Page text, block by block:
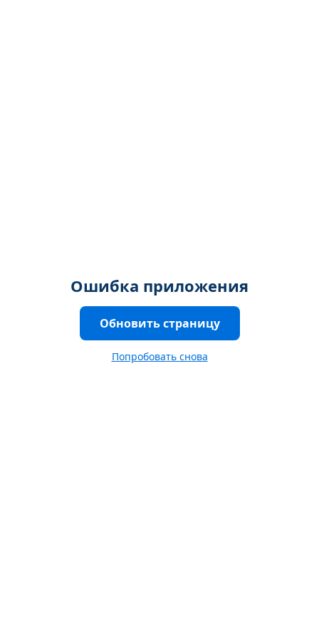
Ошибка приложения
Обновить страницу
Попробовать снова